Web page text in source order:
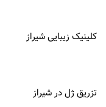
کلینیک زیبایی شیراز
تزریق ژل در شیراز